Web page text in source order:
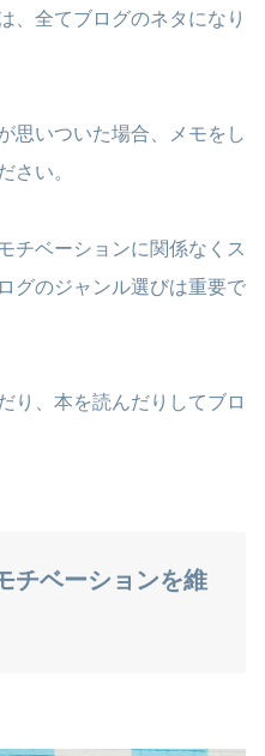
、全てブログのネタになり
思いついた場合、メモをし
さい。
チベーションに関係なくス
グのジャンル選びは重要で
り、本を読んだりしてブロ
チベーションを維